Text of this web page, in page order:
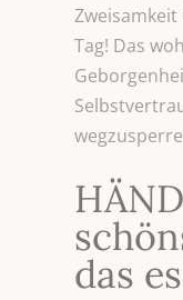
Tag! Das
das